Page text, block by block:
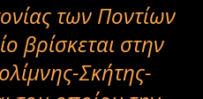
των Ποντίων
βρίσκεται στην
Σκήτης-